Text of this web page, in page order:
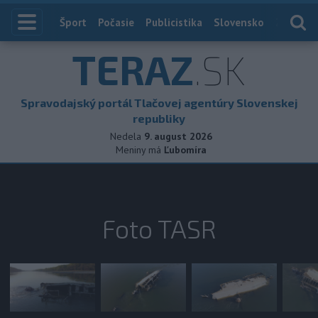
Index
Šport Počasie Publicistika Slovensko
TERAZ.SK
Spravodajský portál Tlačovej agentúry Slovenskej
republiky
Nedela 9. august 2026
Meniny má Ľubomíra
Foto TASR